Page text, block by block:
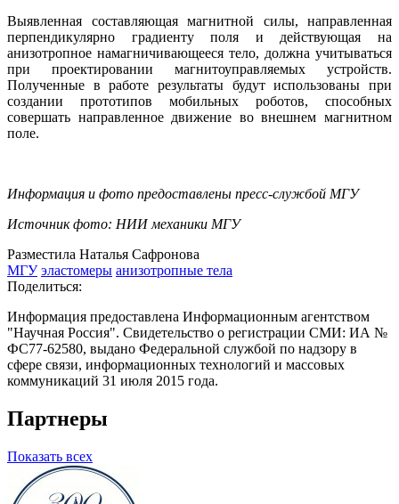
Выявленная составляющая магнитной силы, направленная
перпендикулярно градиенту поля и действующая на
анизотропное намагничивающееся тело, должна учитываться
при проектировании магнитоуправляемых устройств.
Полученные в работе результаты будут использованы при
создании прототипов мобильных роботов, способных
совершать направленное движение во внешнем магнитном
поле.
Информация и фото предоставлены пресс-службой МГУ
Источник фото: НИИ механики МГУ
Разместила Наталья Сафронова
МГУ эластомеры анизотропные тела
Поделиться:
Информация предоставлена Информационным агентством
"Научная Россия". Свидетельство о регистрации СМИ: ИА №
ФС77-62580, выдано Федеральной службой по надзору в
сфере связи, информационных технологий и массовых
коммуникаций 31 июля 2015 года.
Партнеры
Показать всех